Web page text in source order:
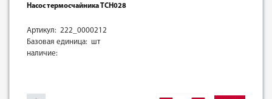
Насос термосчайника TCH028
Артикул: 222_0000212
Базовая единица: шт
наличие: